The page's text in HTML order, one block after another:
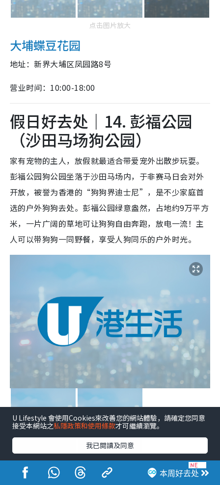
点击图片放大
大埔蝶豆花园
地址：新界大埔区凤园路8号
营业时间：10:00-18:00
假日好去处｜14. 彭福公园
（沙田马场狗公园）
家有宠物的主人，放假就最适合带爱宠外出散步玩耍。
彭福公园狗公园坐落于沙田马场内，于非赛马日会对外
开放，被誉为香港的“狗狗界迪士尼”，是不少家庭首
选的户外狗狗去处。彭福公园绿意盎然，占地约9万平方
米，一片广阔的草地可让狗狗自由奔跑，放电一流！主
人可以带狗狗一同野餐，享受人狗同乐的户外时光。
点击图片放大
彭福公园狗公园 本周好去处
U Lifestyle 會使用Cookies來改善您的網站體驗，請確定您同意
接受本網站之私隱政策和使用條款才可繼續瀏覽。
我已閱讀及同意